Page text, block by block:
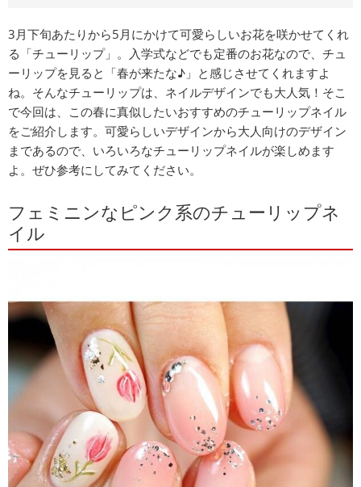
3月下旬あたりから5月にかけて可愛らしいお花を咲かせてくれ
る「チューリップ」。入学式などでも定番のお花なので、チュ
ーリップを見ると「春が来たな♪」と感じさせてくれますよ
ね。そんなチューリップは、ネイルデザインでも大人気！そこ
で今回は、この春に真似したいおすすめのチューリップネイル
をご紹介します。可愛らしいデザインから大人向けのデザイン
まであるので、いろいろなチューリップネイルが楽しめます
よ。ぜひ参考にしてみてください。
フェミニンなピンク系のチューリップネ
イル